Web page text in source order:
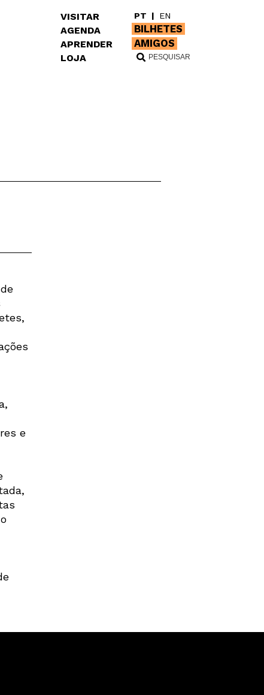
VISITAR
AGENDA
APRENDER
LOJA
PT | EN
BILHETES
AMIGOS
e